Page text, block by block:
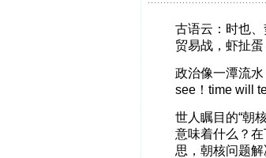
古语云：时也、
贸易战，虾扯
政治像一潭流
see！time will
世人瞩目的“朝
意味着什么？
思，朝核问题